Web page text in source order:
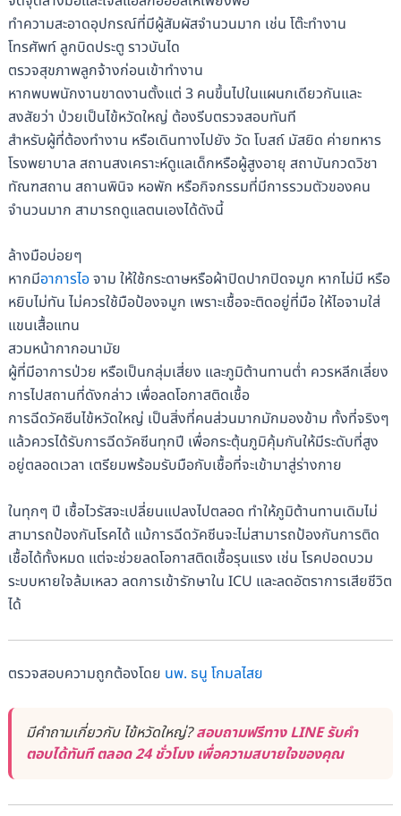
ทำความสะอาดอุปกรณ์ที่มีผู้สัมผัสจำนวนมาก เช่น โต๊ะทำงาน
โทรศัพท์ ลูกบิดประตู ราวบันได
ตรวจสุขภาพลูกจ้างก่อนเข้าทำงาน
หากพบพนักงานขาดงานตั้งแต่ 3 คนขึ้นไปในแผนกเดียวกันและ
สงสัยว่า ป่วยเป็นไข้หวัดใหญ่ ต้องรีบตรวจสอบทันที
สำหรับผู้ที่ต้องทำงาน หรือเดินทางไปยัง วัด โบสถ์ มัสยิด ค่ายทหาร
โรงพยาบาล สถานสงเคราะห์ดูแลเด็กหรือผู้สูงอายุ สถาบันกวดวิชา
ทัณฑสถาน สถานพินิจ หอพัก หรือกิจกรรมที่มีการรวมตัวของคน
จำนวนมาก สามารถดูแลตนเองได้ดังนี้
ล้างมือบ่อยๆ
หากมีอาการไอจาม ให้ใช้กระดาษหรือผ้าปิดปากปิดจมูก หากไม่มี หรือ
หยิบไม่ทัน ไม่ควรใช้มือป้องจมูก เพราะเชื้อจะติดอยู่ที่มือ ให้ไอจามใส่
แขนเสื้อแทน
สวมหน้ากากอนามัย
ผู้ที่มีอาการป่วย หรือเป็นกลุ่มเสี่ยง และภูมิต้านทานต่ำ ควรหลีกเลี่ยง
การไปสถานที่ดังกล่าว เพื่อลดโอกาสติดเชื้อ
การฉีดวัคซีนไข้หวัดใหญ่ เป็นสิ่งที่คนส่วนมากมักมองข้าม ทั้งที่จริงๆ
แล้วควรได้รับการฉีดวัคซีนทุกปี เพื่อกระตุ้นภูมิคุ้มกันให้มีระดับที่สูง
อยู่ตลอดเวลา เตรียมพร้อมรับมือกับเชื้อที่จะเข้ามาสู่ร่างกาย
ในทุกๆ ปี เชื้อไวรัสจะเปลี่ยนแปลงไปตลอด ทำให้ภูมิต้านทานเดิมไม่
สามารถป้องกันโรคได้ แม้การฉีดวัคซีนจะไม่สามารถป้องกันการติด
เชื้อได้ทั้งหมด แต่จะช่วยลดโอกาสติดเชื้อรุนแรง เช่น โรคปอดบวม
ระบบหายใจล้มเหลว ลดการเข้ารักษาใน ICU และลดอัตราการเสียชีวิต
ได้
ตรวจสอบความถูกต้องโดย นพ. ธนู โกมลไสย
มีคำถามเกี่ยวกับ ไข้หวัดใหญ่?สอบถามฟรีทาง LINE รับคำ
ตอบได้ทันที ตลอด 24 ชั่วโมง เพื่อความสบายใจของคุณ